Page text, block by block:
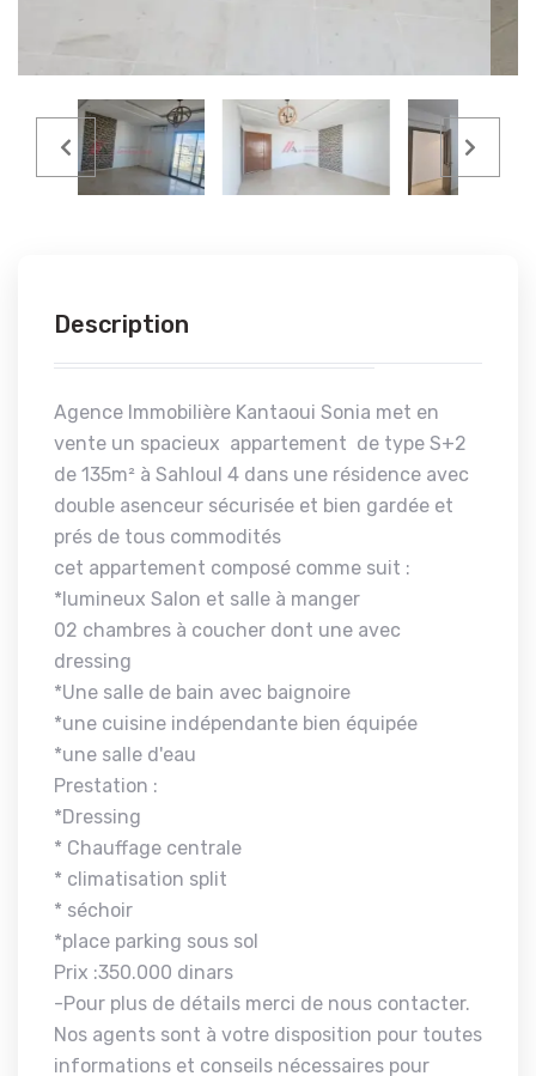
Description
Agence Immobilière Kantaoui Sonia met en
vente un spacieux appartement de type S+2
de 135m² à Sahloul 4 dans une résidence avec
double asenceur sécurisée et bien gardée et
prés de tous commodités
cet appartement composé comme suit :
*lumineux Salon et salle à manger
02 chambres à coucher dont une avec
dressing
*Une salle de bain avec baignoire
*une cuisine indépendante bien équipée
*une salle d'eau
Prestation :
*Dressing
* Chauffage centrale
* climatisation split
* séchoir
*place parking sous sol
Prix :350.000 dinars
-Pour plus de détails merci de nous contacter.
Nos agents sont à votre disposition pour toutes
informations et conseils nécessaires pour